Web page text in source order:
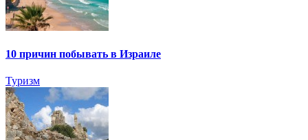
10 причин побывать в Израиле
Туризм